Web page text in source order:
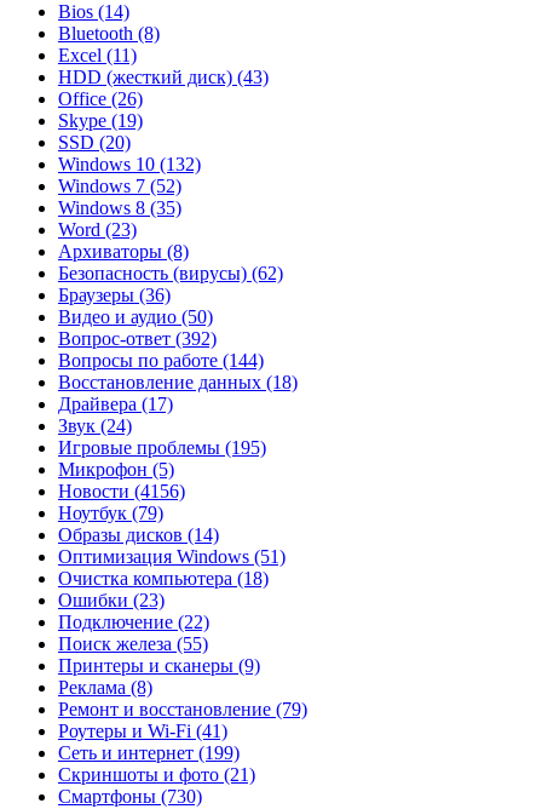
Bios (14)
Bluetooth (8)
Excel (11)
HDD (жесткий диск) (43)
Office (26)
Skype (19)
SSD (20)
Windows 10 (132)
Windows 7 (52)
Windows 8 (35)
Word (23)
Архиваторы (8)
Безопасность (вирусы) (62)
Браузеры (36)
Видео и аудио (50)
Вопрос-ответ (392)
Вопросы по работе (144)
Восстановление данных (18)
Драйвера (17)
Звук (24)
Игровые проблемы (195)
Микрофон (5)
Новости (4156)
Ноутбук (79)
Образы дисков (14)
Оптимизация Windows (51)
Очистка компьютера (18)
Ошибки (23)
Подключение (22)
Поиск железа (55)
Принтеры и сканеры (9)
Реклама (8)
Ремонт и восстановление (79)
Роутеры и Wi-Fi (41)
Сеть и интернет (199)
Скриншоты и фото (21)
Смартфоны (730)